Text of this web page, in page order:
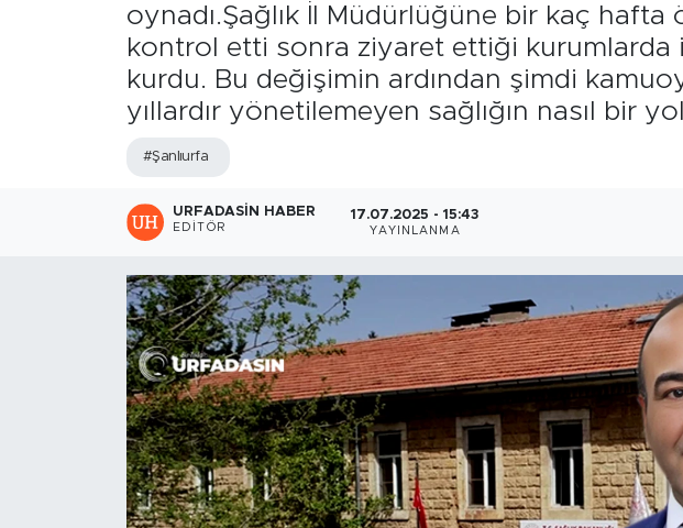
oynadı.Şağlık İl Müdürlüğüne bir kaç
kontrol etti sonra ziyaret ettiği
kurdu. Bu değişimin ardından şimdi
yıllardır yönetilemeyen sağlığın nasıl bir
#Şanlıurfa
URFADASIN HABER
EDITÖR
17.07.2025 - 15:43
YAYINLANMA
TEKNOLOJİ
OTOMOBİL
Son Dakika Haberleri
Haber Arşivi